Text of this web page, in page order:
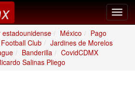
estadounidense México
Pago
Club
Jardines de Morelos
Banderilla
CovidCDMX
Salinas Pliego